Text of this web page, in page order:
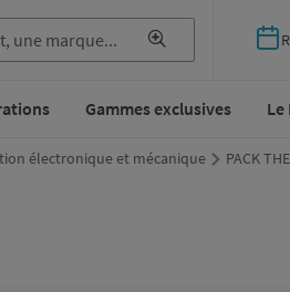
Gammes exclusives Le
électronique et mécanique PACK